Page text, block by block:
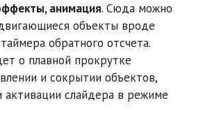
анимация. Сюда можно
объекты вроде
обратного отсчета.
о плавной прокрутке
и сокрытии объектов,
активации слайдера в режиме